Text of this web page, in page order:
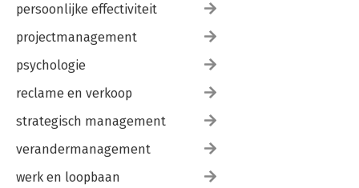
persoonlijke effectiviteit
projectmanagement
psychologie
reclame en verkoop
strategisch management
verandermanagement
werk en loopbaan